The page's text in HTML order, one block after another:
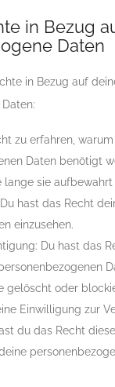
in Bezug
Daten
in Bezug auf
zu erfahren,
Daten benötigt
lange sie aufbewahrt
hast das Recht
einzusehen.
Du hast das
gelöscht oder
Einwilligung zur
du das Recht